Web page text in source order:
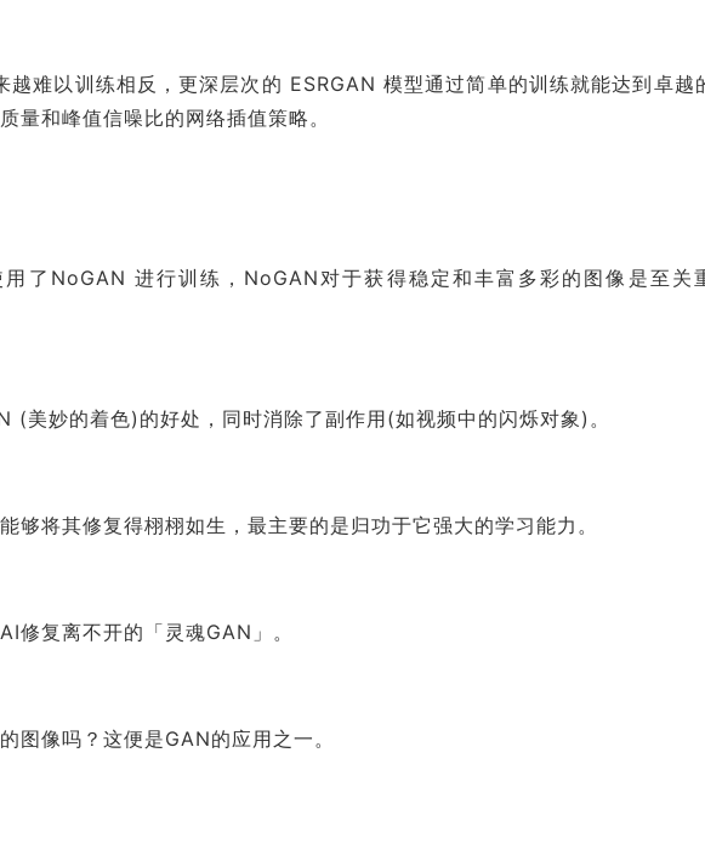
越难以训练相反，更深层次的 ESRGAN 模型通过简单的训练就能达到卓越
量和峰值信噪比的网络插值策略。
了NoGAN 进行训练，NoGAN对于获得稳定和丰富多彩的图像是至关
(美妙的着色)的好处，同时消除了副作用(如视频中的闪烁对象)。
够将其修复得栩栩如生，最主要的是归功于它强大的学习能力。
修复离不开的「灵魂GAN」。
图像吗？这便是GAN的应用之一。